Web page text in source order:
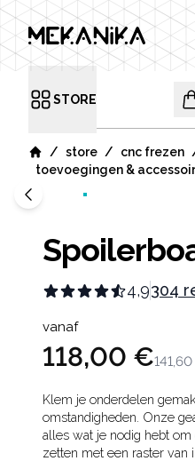
MEKANIKA
Open menu
STORE
Home
/ store / cnc frezen
toevoegingen &
4,9304
Product
vanaf
118,00 €
Description
Klem je onderdelen
omstandigheden. Onze
alles wat je nodig hebt
zetten met een raster van